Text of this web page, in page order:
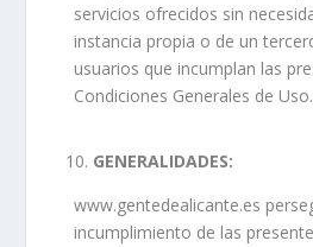
servicios ofrecidos sin
instancia propia o de un
usuarios que incumplan las
Condiciones Generales de Uso.
GENERALIDADES:
www.gentedealicante.es
incumplimiento de las